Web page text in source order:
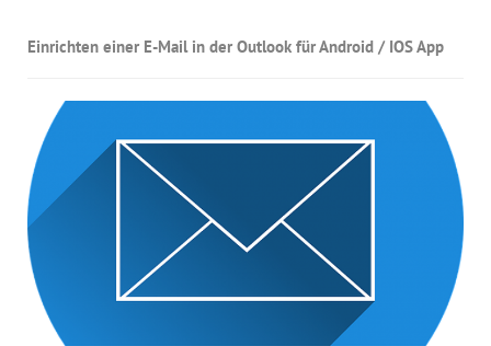
Einrichten einer E-Mail in der Outlook für Android / IOS App